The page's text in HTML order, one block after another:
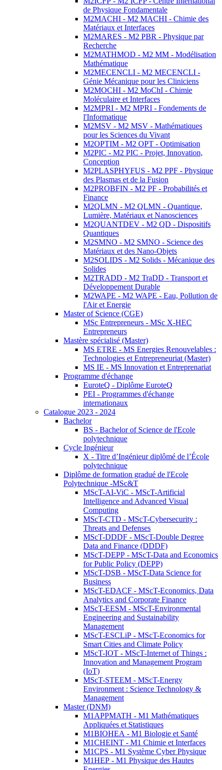
de Physique Fondamentale
M2MACHI - M2 MACHI - Chimie des
Matériaux et Interfaces
M2MARES - M2 PBR - Physique par
Recherche
M2MATHMOD - M2 MM - Modélisation
Mathématique
M2MECENCLI - M2 MECENCLI -
Génie Mécanique pour les Cliniciens
M2MOCHI - M2 MoChI - Chimie
Moléculaire et Interfaces
M2MPRI - M2 MPRI - Fondements de
l'Informatique
M2MSV - M2 MSV - Mathématiques
pour les Sciences du Vivant
M2OPTIM - M2 OPT - Optimisation
M2PIC - M2 PIC - Projet, Innovation,
Conception
M2PLASPHYFUS - M2 PPF - Physique
des Plasmas et de la Fusion
M2PROBFIN - M2 PF - Probabilités et
Finance
M2QLMN - M2 QLMN - Quantique,
Lumière, Matériaux et Nanosciences
M2QUANTDEV - M2 QD - Dispositifs
Quantiques
M2SMNO - M2 SMNO - Science des
Matériaux et des Nano-Objets
M2SOLIDS - M2 Solids - Mécanique des
Solides
M2TRADD - M2 TraDD - Transport et
Développement Durable
M2WAPE - M2 WAPE - Eau, Pollution de
l'Air et Energie
Master of Science (CGE)
MSc Entrepreneurs - MSc X-HEC
Entrepreneurs
Mastère spécialisé (Master)
MS ETRE - MS Energies Renouvelables :
Technologies et Entrepreneuriat (Master)
MS IE - MS Innovation et Entreprenariat
Programme d'échange
EuroteQ - Diplôme EuroteQ
PEI - Programmes d'échange
internationaux
Catalogue 2023 - 2024
Bachelor
BS - Bachelor of Science de l'Ecole
polytechnique
Cycle Ingénieur
X - Titre d’Ingénieur diplômé de l’École
polytechnique
Diplôme de formation gradué de l'Ecole
Polytechnique -MSc&T
MScT-AI-ViC - MScT-Artificial
Intelligence and Advanced Visual
Computing
MScT-CTD - MScT-Cybersecurity :
Threats and Defenses
MScT-DDDF - MScT-Double Degree
Data and Finance (DDDF)
MScT-DEPP - MScT-Data and Economics
for Public Policy (DEPP)
MScT-DSB - MScT-Data Science for
Business
MScT-EDACF - MScT-Economics, Data
Analytics and Corporate Finance
MScT-EESM - MScT-Environmental
Engineering and Sustainability
Management
MScT-ESCLiP - MScT-Economics for
Smart Cities and Climate Policy
MScT-IOT - MScT-Internet of Things :
Innovation and Management Program
(IoT)
MScT-STEEM - MScT-Energy
Environment : Science Technology &
Management
Master (DNM)
M1APPMATH - M1 Mathématiques
Appliquées et Statistiques
M1BIOHEA - M1 Biologie et Santé
M1CHEINT - M1 Chimie et Interfaces
M1CPS - M1 Système Cyber Physique
M1HEP - M1 Physique des Hautes